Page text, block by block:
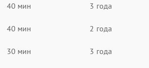
40 мин 3 года
40 мин 2 года
30 мин 3 года